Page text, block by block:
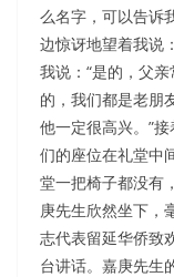
么名字，可以告诉
边惊讶地望着我说
我说：“是的，父
的，我们都是老朋
他一定很高兴。”
们的座位在礼堂中
堂一把椅子都没有
庚先生欣然坐下，
志代表留延华侨致
台讲话。嘉庚先生